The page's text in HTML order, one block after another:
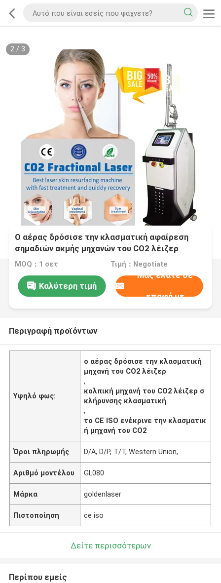
2/ 3
Ο αέρας δρόσισε την κλασματική αφαίρεση
σημαδιών ακμής μηχανών του CO2 λέιζερ
40W/60W
MOQ：1 σετ Τιμή：Negotiate
Καλύτερη τιμή
Μας ελάτε σε
επαφή με
Περιγραφή προϊόντων
Υψηλό φως:
ο αέρας δρόσισε την κλασματική
μηχανή του CO2 λέιζερ
,
κολπική μηχανή του CO2 λέιζερ σ
κλήρυνσης κλασματική
,
το CE ISO ενέκρινε την κλασματικ
ή μηχανή του CO2
Όροι πληρωμής D/A, D/P, T/T, Western Union,
Αριθμό μοντέλου GL080
Μάρκα goldenlaser
Πιστοποίηση ce iso
Δείτε περισσότερων
Περίπου εμείς